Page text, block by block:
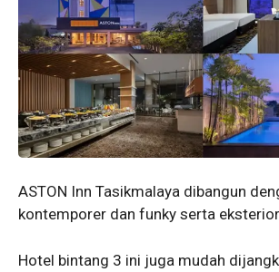
ASTON Inn Tasikmalaya dibangun
kontemporer dan funky serta
Hotel bintang 3 ini juga mudah